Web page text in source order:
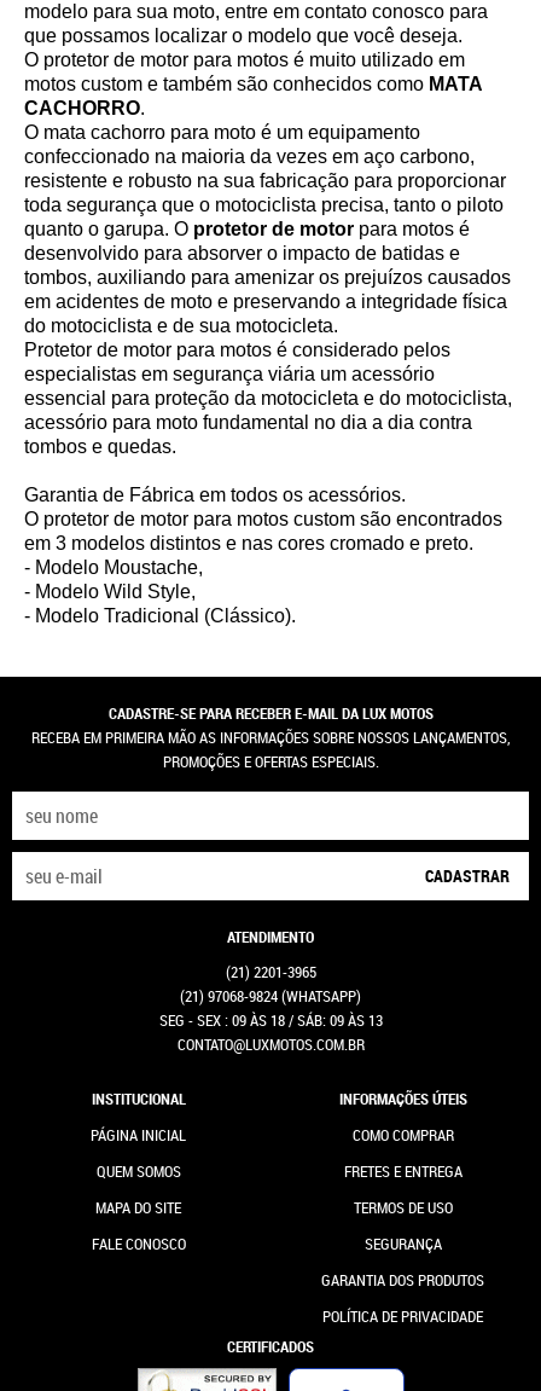
modelo para sua moto, entre em contato conosco para
que possamos localizar o modelo que você deseja.
O protetor de motor para motos é muito utilizado em
motos custom e também são conhecidos como MATA
CACHORRO.
O mata cachorro para moto é um equipamento
confeccionado na maioria da vezes em aço carbono,
resistente e robusto na sua fabricação para proporcionar
toda segurança que o motociclista precisa, tanto o piloto
quanto o garupa. O protetor de motor para motos é
desenvolvido para absorver o impacto de batidas e
tombos, auxiliando para amenizar os prejuízos causados
em acidentes de moto e preservando a integridade física
do motociclista e de sua motocicleta.
Protetor de motor para motos é considerado pelos
especialistas em segurança viária um acessório
essencial para proteção da motocicleta e do motociclista,
acessório para moto fundamental no dia a dia contra
tombos e quedas.
Garantia de Fábrica em todos os acessórios.
O protetor de motor para motos custom são encontrados
em 3 modelos distintos e nas cores cromado e preto.
- Modelo Moustache,
- Modelo Wild Style,
- Modelo Tradicional (Clássico).
CADASTRE-SE PARA RECEBER E-MAIL DA LUX MOTOS
RECEBA EM PRIMEIRA MÃO AS INFORMAÇÕES SOBRE NOSSOS LANÇAMENTOS,
PROMOÇÕES E OFERTAS ESPECIAIS.
CADASTRAR
ATENDIMENTO
(21) 2201-3965
(21) 97068-9824(WHATSAPP)
SEG - SEX : 09 ÀS 18 / SÁB: 09 ÀS 13
CONTATO@LUXMOTOS.COM.BR
INSTITUCIONAL
PÁGINA INICIAL
QUEM SOMOS
MAPA DO SITE
FALE CONOSCO
INFORMAÇÕES ÚTEIS
COMO COMPRAR
FRETES E ENTREGA
TERMOS DE USO
SEGURANÇA
GARANTIA DOS PRODUTOS
POLÍTICA DE PRIVACIDADE
CERTIFICADOS